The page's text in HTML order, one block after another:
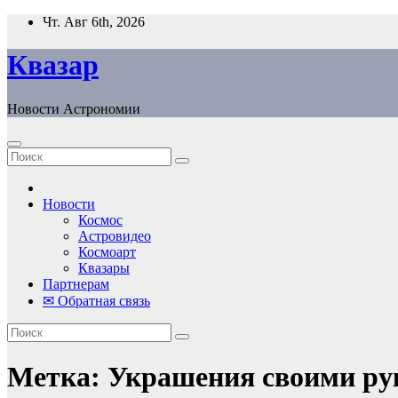
Перейти
содержанию
Чт. Авг 6th, 2026
Квазар
Новости Астрономии
Новости
Космос
Астровидео
Космоарт
Квазары
Партнерам
✉ Обратная связь
Метка: Украшения своими